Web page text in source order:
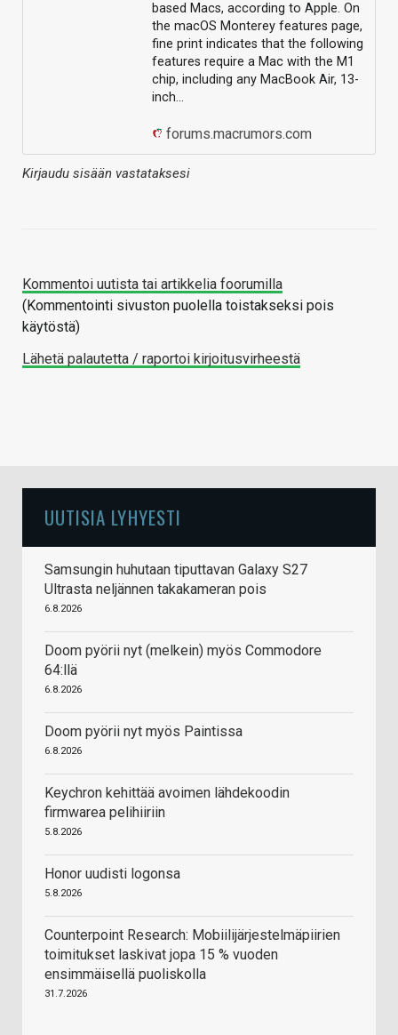
based Macs, according to Apple. On
the macOS Monterey features page,
fine print indicates that the following
features require a Mac with the M1
chip, including any MacBook Air, 13-
inch…
forums.macrumors.com
Kirjaudu sisään vastataksesi
Kommentoi uutista tai artikkelia foorumilla
(Kommentointi sivuston puolella toistakseksi pois
käytöstä)
Lähetä palautetta / raportoi kirjoitusvirheestä
UUTISIA LYHYESTI
Samsungin huhutaan tiputtavan Galaxy S27
Ultrasta neljännen takakameran pois
6.8.2026
Doom pyörii nyt (melkein) myös Commodore
64:llä
6.8.2026
Doom pyörii nyt myös Paintissa
6.8.2026
Keychron kehittää avoimen lähdekoodin
firmwarea pelihiiriin
5.8.2026
Honor uudisti logonsa
5.8.2026
Counterpoint Research: Mobiilijärjestelmäpiirien
toimitukset laskivat jopa 15 % vuoden
ensimmäisellä puoliskolla
31.7.2026